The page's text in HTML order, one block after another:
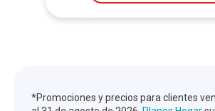
*Promociones y precios para clientes